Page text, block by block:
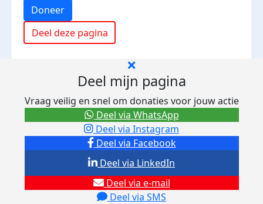
Doneer
Deel deze pagina
Deel mijn pagina
Vraag veilig en snel om donaties voor jouw actie
Deel via Facebook
Deel via Instagram
Deel via e-mail
Deel via SMS
Deel via LinkedIn
Deel via WhatsApp